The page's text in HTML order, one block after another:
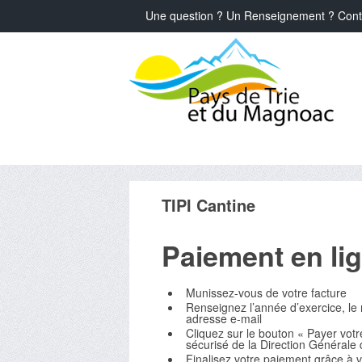
Une question ? Un Renseignement ?
TIPI Cantine
Paiement en
Munissez-vous de votre facture
Renseignez l’année d’exercice,
adresse e-mail
Cliquez sur le bouton « Payer
sécurisé de la Direction Générale
Finalisez votre paiement grâce à